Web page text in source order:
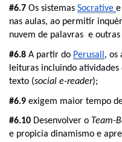
#6.7 Os sistemas Socrative e
nas aulas, ao permitir
nuvem de palavras  e
#6.8 A partir do Perusall , os
leituras incluindo
texto (social e-reader);
#6.9 exigem maior tempo
#6.10 Desenvolver o Team-
e propicia dinamismo e